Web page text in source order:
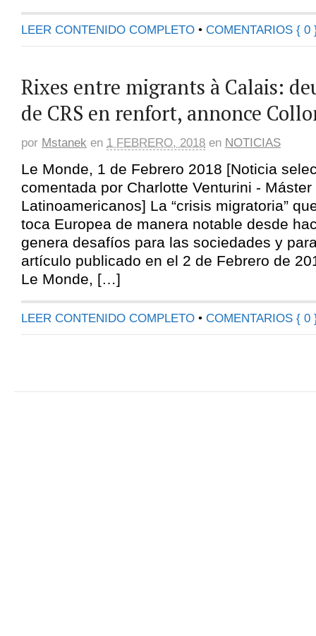
LEER CONTENIDO COMPLETO • COMENTARIOS { 0
Rixes entre migrants à Calais:
de CRS en renfort, annonce
por Mstanek en 1 FEBRERO, 2018 en NOTICIAS
Le Monde, 1 de Febrero 2018 [Noticia
comentada por Charlotte Venturini -
Latinoamericanos] La “crisis migratoria”
toca Europea de manera notable desde
genera desafíos para las sociedades y
artículo publicado en el 2 de Febrero de
Le Monde, […]
LEER CONTENIDO COMPLETO • COMENTARIOS { 0